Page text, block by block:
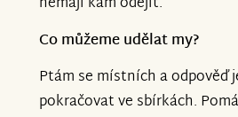
Co můžeme udělat my?
Ptám se místních a odpověď
pokračovat ve sbírkách.